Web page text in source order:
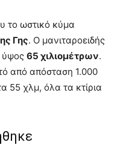
το ωστικό κύμα
Γης. Ο μανιταροειδής
ύψος 65 χιλιομέτρων.
από απόσταση 1.000
55 χλμ, όλα τα κτίρια